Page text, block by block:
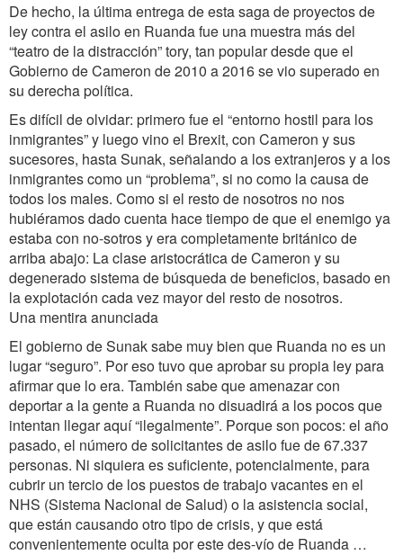
De hecho, la última entrega de esta saga de proyectos de
ley contra el asilo en Ruanda fue una muestra más del
“teatro de la distracción” tory, tan popular desde que el
Gobierno de Cameron de 2010 a 2016 se vio superado en
su derecha política.
Es difícil de olvidar: primero fue el “entorno hostil para los
inmigrantes” y luego vino el Brexit, con Cameron y sus
sucesores, hasta Sunak, señalando a los extranjeros y a los
inmigrantes como un “problema”, si no como la causa de
todos los males. Como si el resto de nosotros no nos
hubiéramos dado cuenta hace tiempo de que el enemigo ya
estaba con no-sotros y era completamente británico de
arriba abajo: La clase aristocrática de Cameron y su
degenerado sistema de búsqueda de beneficios, basado en
la explotación cada vez mayor del resto de nosotros.
Una mentira anunciada
El gobierno de Sunak sabe muy bien que Ruanda no es un
lugar “seguro”. Por eso tuvo que aprobar su propia ley para
afirmar que lo era. También sabe que amenazar con
deportar a la gente a Ruanda no disuadirá a los pocos que
intentan llegar aquí “ilegalmente”. Porque son pocos: el año
pasado, el número de solicitantes de asilo fue de 67.337
personas. Ni siquiera es suficiente, potencialmente, para
cubrir un tercio de los puestos de trabajo vacantes en el
NHS (Sistema Nacional de Salud) o la asistencia social,
que están causando otro tipo de crisis, y que está
convenientemente oculta por este des-vío de Ruanda …